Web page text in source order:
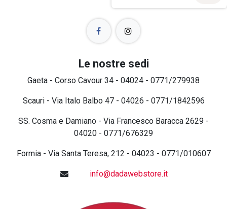
Le nostre sedi
Gaeta - Corso Cavour 34 - 04024 - 0771/279938
Scauri - Via Italo Balbo 47 - 04026 - 0771/1842596
SS. Cosma e Damiano - Via Francesco Baracca 2629 -
04020 - 0771/676329
Formia - Via Santa Teresa, 212 - 04023 - 0771/010607
info@dadawebstore.it